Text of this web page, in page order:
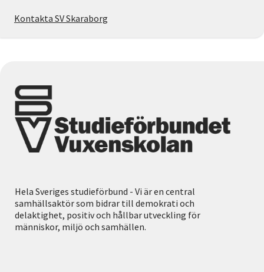
Kontakta SV Skaraborg
Hela Sveriges studieförbund - Vi är en central
samhällsaktör som bidrar till demokrati och
delaktighet, positiv och hållbar utveckling för
människor, miljö och samhällen.